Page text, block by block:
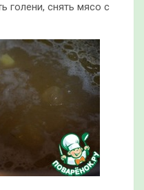
голени, снять мясо с